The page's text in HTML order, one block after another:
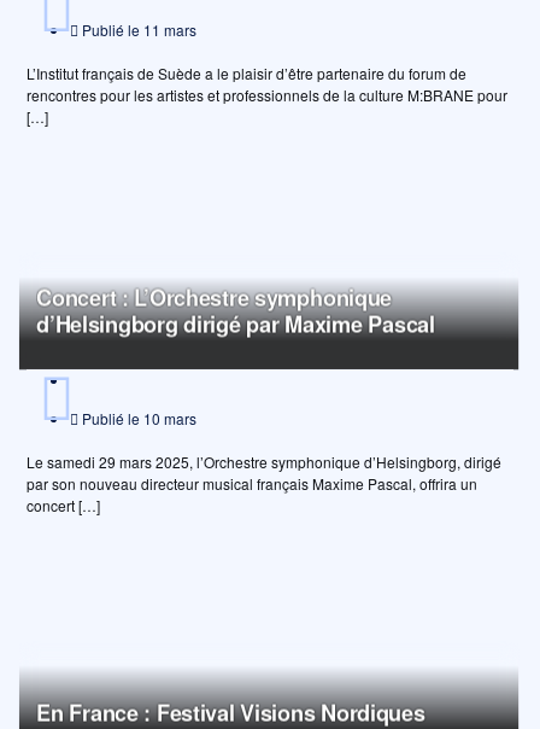
Publié le 11 mars
L’Institut français de Suède a le plaisir d’être partenaire du forum de
rencontres pour les artistes et professionnels de la culture M:BRANE pour
[…]
Concert : L’Orchestre symphonique
d’Helsingborg dirigé par Maxime Pascal
Publié le 10 mars
Le samedi 29 mars 2025, l’Orchestre symphonique d’Helsingborg, dirigé
par son nouveau directeur musical français Maxime Pascal, offrira un
concert […]
En France : Festival Visions Nordiques